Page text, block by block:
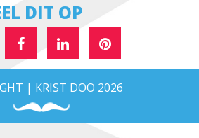
DIT OP
| KRIST DOO 2026